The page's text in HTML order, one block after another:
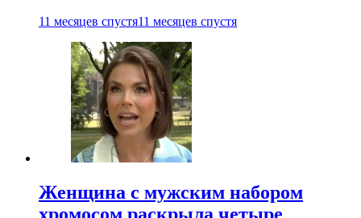
11 месяцев спустя11 месяцев спустя
Женщина с мужским набором